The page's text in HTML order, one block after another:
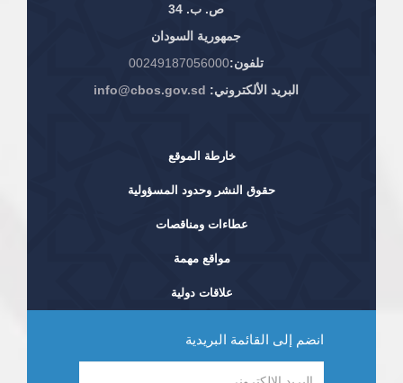
ص. ب. 34
جمهورية السودان
تلفون:00249187056000
البريد الألكتروني: info@cbos.gov.sd
خارطة الموقع
حقوق النشر وحدود المسؤولية
عطاءات ومناقصات
مواقع مهمة
علاقات دولية
انضم إلى القائمة البريدية